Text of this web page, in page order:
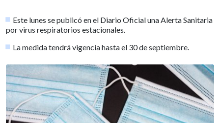
Este lunes se publicó en el Diario Oficial una Alerta Sanitaria
por virus respiratorios estacionales.
La medida tendrá vigencia hasta el 30 de septiembre.